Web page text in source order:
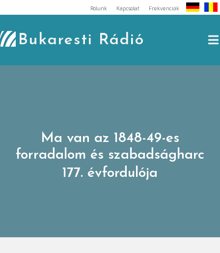
to
content
Rólunk Kapcsolat Frekvenciák
Bukaresti Rádió
Ma van az 1848-49-es
forradalom és szabadságharc
177. évfordulója